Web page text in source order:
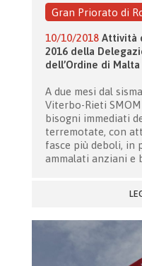
Gran Priorato di
10/10/2018 Attività
2016 della
dell’Ordine di Malta
A due mesi dal
Viterbo-Rieti
bisogni immediati
terremotate, con
fasce più deboli, in
ammalati anziani e